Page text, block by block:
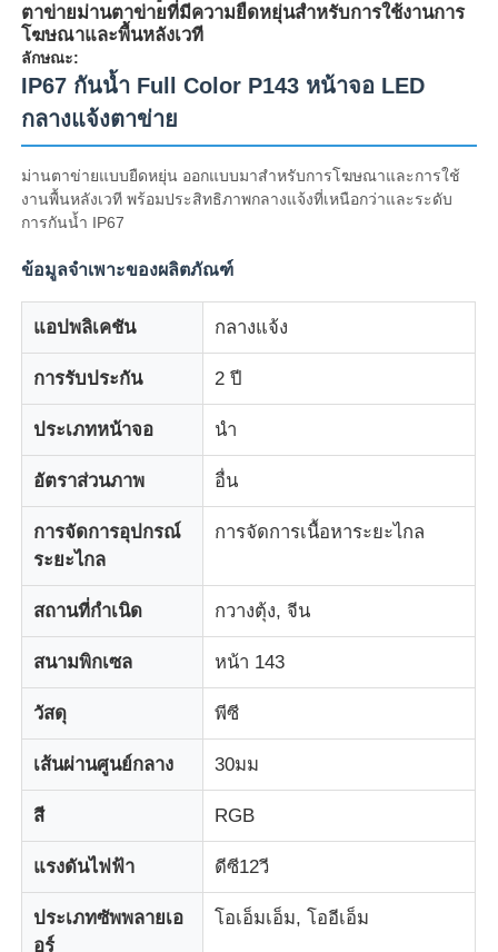
บ้าน
สินค้า
ทัวร์โรงงาน
การควบคุมคุณภาพ
ติดต่อเรา
ข่าว
ขอทุน
หน้าจอตาข่าย LED
ตาข่ายม่านตาข่ายที่มีความยืดหยุ่นสำหรับการใช้งานการ
โฆษณาและพื้นหลังเวที
ลักษณะ:
IP67 กันน้ำ Full Color P143 หน้าจอ LED
กลางแจ้งตาข่าย
ม่านตาข่ายแบบยืดหยุ่น ออกแบบมาสำหรับการโฆษณาและการใช้
งานพื้นหลังเวที พร้อมประสิทธิภาพกลางแจ้งที่เหนือกว่าและระดับ
การกันน้ำ IP67
ข้อมูลจำเพาะของผลิตภัณฑ์
แอปพลิเคชัน กลางแจ้ง
การรับประกัน 2 ปี
ประเภทหน้าจอ นำ
อัตราส่วนภาพ อื่น
การจัดการอุปกรณ์
ระยะไกล
การจัดการเนื้อหาระยะไกล
สถานที่กำเนิด กวางตุ้ง, จีน
สนามพิกเซล หน้า 143
วัสดุ พีซี
เส้นผ่านศูนย์กลาง 30มม
สี RGB
แรงดันไฟฟ้า ดีซี12วี
ประเภทซัพพลายเอ
อร์
โอเอ็มเอ็ม, โออีเอ็ม